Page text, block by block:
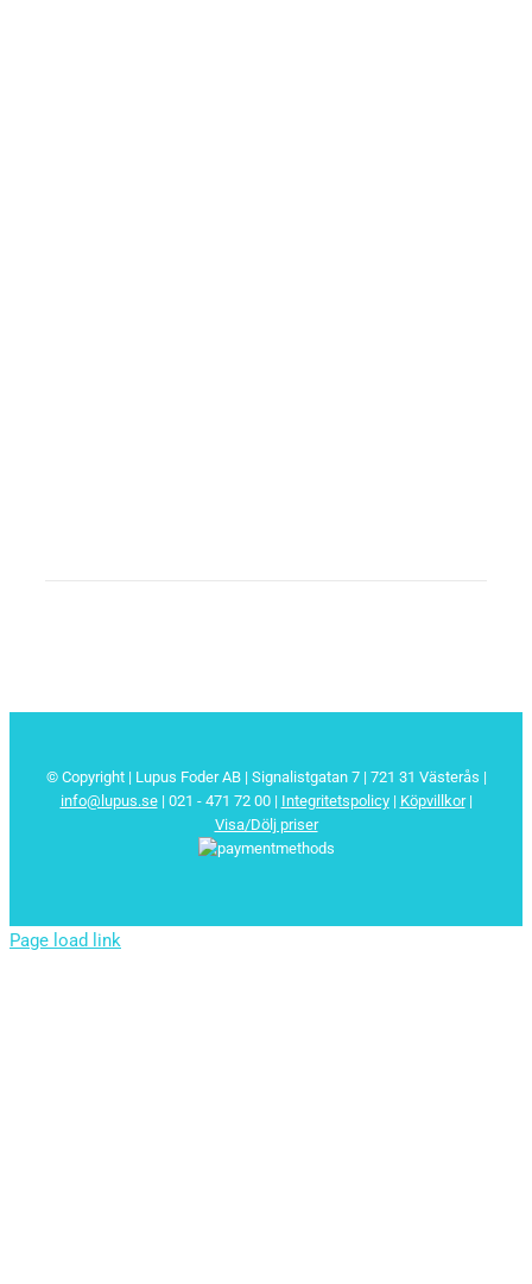
© Copyright | Lupus Foder AB | Signalistgatan 7 | 721 31 Västerås |
info@lupus.se| 021 - 471 72 00 | Integritetspolicy| Köpvillkor|
Visa/Dölj priser
Page load link